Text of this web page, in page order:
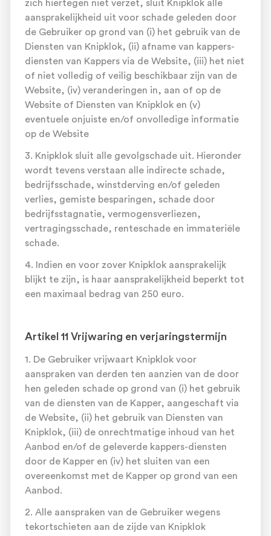
zich hiertegen niet verzet, sluit Knipklok alle
aansprakelijkheid uit voor schade geleden door
de Gebruiker op grond van (i) het gebruik van de
Diensten van Knipklok, (ii) afname van kappers-
diensten van Kappers via de Website, (iii) het niet
of niet volledig of veilig beschikbaar zijn van de
Website, (iv) veranderingen in, aan of op de
Website of Diensten van Knipklok en (v)
eventuele onjuiste en/of onvolledige informatie
op de Website
3. Knipklok sluit alle gevolgschade uit. Hieronder
wordt tevens verstaan alle indirecte schade,
bedrijfsschade, winstderving en/of geleden
verlies, gemiste besparingen, schade door
bedrijfsstagnatie, vermogensverliezen,
vertragingsschade, renteschade en immateriële
schade.
4. Indien en voor zover Knipklok aansprakelijk
blijkt te zijn, is haar aansprakelijkheid beperkt tot
een maximaal bedrag van 250 euro.
Artikel 11 Vrijwaring en verjaringstermijn
1. De Gebruiker vrijwaart Knipklok voor
aanspraken van derden ten aanzien van de door
hen geleden schade op grond van (i) het gebruik
van de diensten van de Kapper, aangeschaft via
de Website, (ii) het gebruik van Diensten van
Knipklok, (iii) de onrechtmatige inhoud van het
Aanbod en/of de geleverde kappers-diensten
door de Kapper en (iv) het sluiten van een
overeenkomst met de Kapper op grond van een
Aanbod.
2. Alle aanspraken van de Gebruiker wegens
tekortschieten aan de zijde van Knipklok